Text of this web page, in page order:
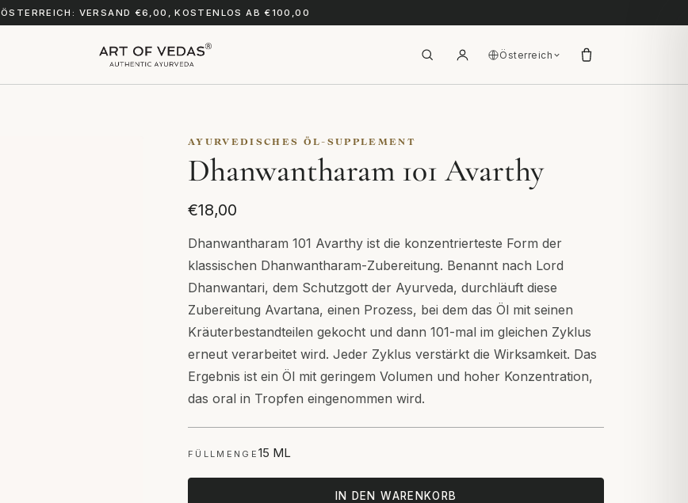
ÖSTERREICH: VERSAND €6,00, KOSTENLOS AB €100,00
Österreich
AYURVEDISCHES ÖL-SUPPLEMENT
Dhanwantharam 101 Avarthy
€18,00
Dhanwantharam 101 Avarthy ist die konzentrierteste Form der
klassischen Dhanwantharam-Zubereitung. Benannt nach Lord
Dhanwantari, dem Schutzgott der Ayurveda, durchläuft diese
Zubereitung Avartana, einen Prozess, bei dem das Öl mit seinen
Kräuterbestandteilen gekocht und dann 101-mal im gleichen Zyklus
erneut verarbeitet wird. Jeder Zyklus verstärkt die Wirksamkeit. Das
Ergebnis ist ein Öl mit geringem Volumen und hoher Konzentration,
das oral in Tropfen eingenommen wird.
FÜLLMENGE15 ML
IN DEN WARENKORB